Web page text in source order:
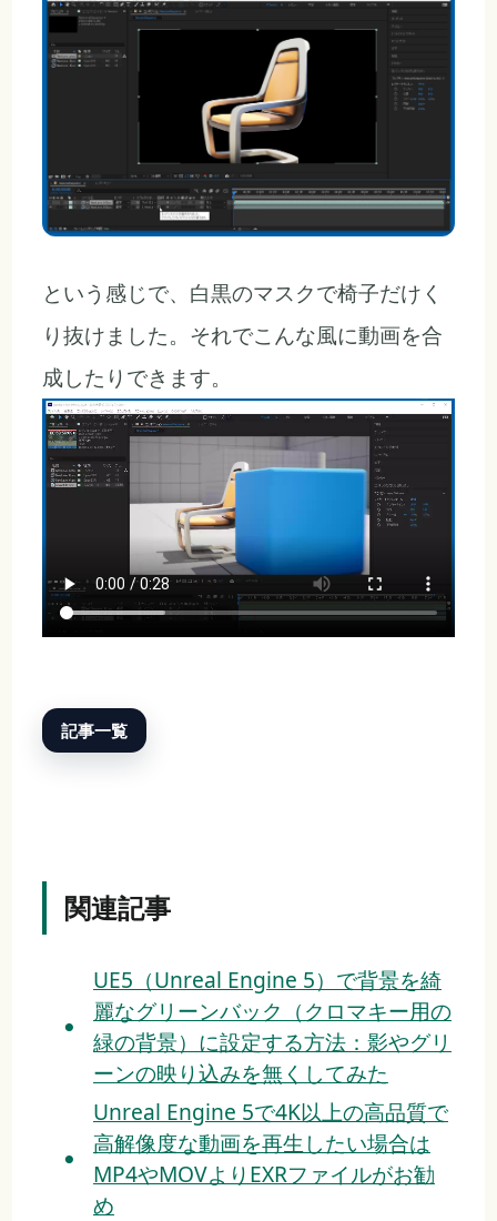
という感じで、白黒のマスクで椅子だけく
り抜けました。それでこんな風に動画を合
成したりできます。
記事一覧
関連記事
UE5（Unreal Engine 5）で背景を綺
麗なグリーンバック（クロマキー用の
緑の背景）に設定する方法：影やグリ
ーンの映り込みを無くしてみた
Unreal Engine 5で4K以上の高品質で
高解像度な動画を再生したい場合は
MP4やMOVよりEXRファイルがお勧
め